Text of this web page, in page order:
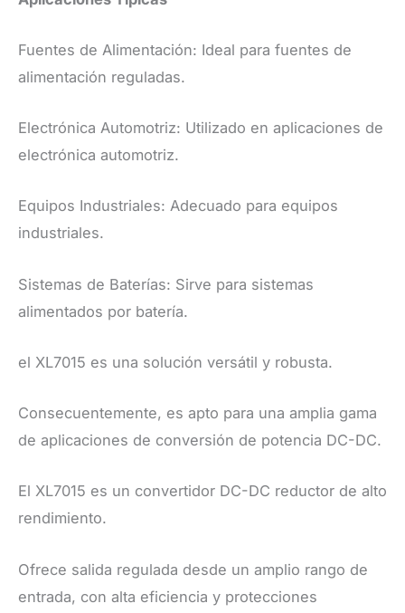
Fuentes de Alimentación: Ideal para fuentes de
alimentación reguladas.
Electrónica Automotriz: Utilizado en aplicaciones de
electrónica automotriz.
Equipos Industriales: Adecuado para equipos
industriales.
Sistemas de Baterías: Sirve para sistemas
alimentados por batería.
el XL7015 es una solución versátil y robusta.
Consecuentemente, es apto para una amplia gama
de aplicaciones de conversión de potencia DC-DC.
El XL7015 es un convertidor DC-DC reductor de alto
rendimiento.
Ofrece salida regulada desde un amplio rango de
entrada, con alta eficiencia y protecciones